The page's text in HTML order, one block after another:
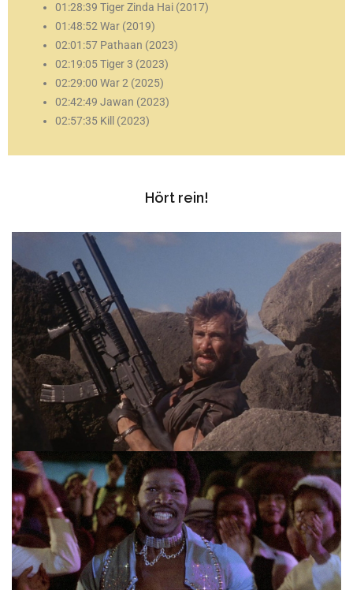
01:28:39 Tiger Zinda Hai (2017)
01:48:52 War (2019)
02:01:57 Pathaan (2023)
02:19:05 Tiger 3 (2023)
02:29:00 War 2 (2025)
02:42:49 Jawan (2023)
02:57:35 Kill (2023)
Hört rein!
RIP Richard Norton – Der Gentleman des
Martial_Arts-Films
He’s superbaaaaaad – die Dolemite-Filme
von Rudy Ray Moore